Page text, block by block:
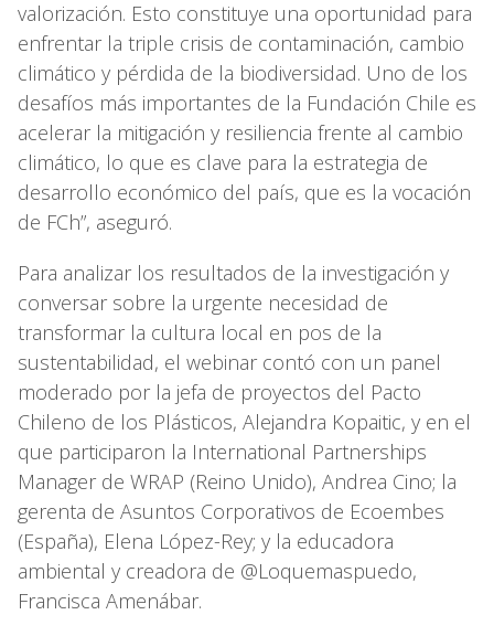
valorización. Esto constituye una oportunidad para
enfrentar la triple crisis de contaminación, cambio
climático y pérdida de la biodiversidad. Uno de los
desafíos más importantes de la Fundación Chile es
acelerar la mitigación y resiliencia frente al cambio
climático, lo que es clave para la estrategia de
desarrollo económico del país, que es la vocación
de FCh”, aseguró.
Para analizar los resultados de la investigación y
conversar sobre la urgente necesidad de
transformar la cultura local en pos de la
sustentabilidad, el webinar contó con un panel
moderado por la jefa de proyectos del Pacto
Chileno de los Plásticos, Alejandra Kopaitic, y en el
que participaron la International Partnerships
Manager de WRAP (Reino Unido), Andrea Cino; la
gerenta de Asuntos Corporativos de Ecoembes
(España), Elena López-Rey; y la educadora
ambiental y creadora de @Loquemaspuedo,
Francisca Amenábar.